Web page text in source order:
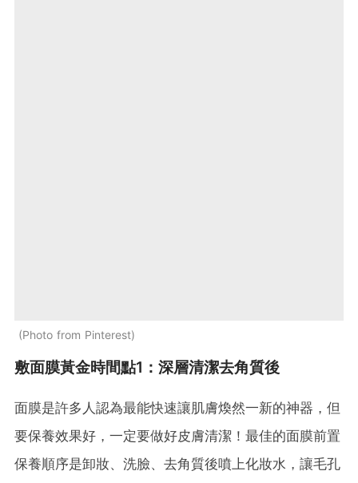
Photo from Pinterest
敷面膜黃金時間點1：深層清潔去角質後
面膜是許多人認為最能快速讓肌膚煥然一新的神器，但
要保養效果好，一定要做好皮膚清潔！最佳的面膜前置
保養順序是卸妝、洗臉、去角質後噴上化妝水，讓毛孔